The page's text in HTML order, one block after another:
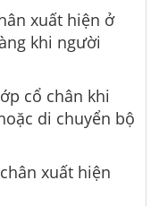
xuất hiện ở
khi người
cổ chân khi
di chuyển bộ
xuất hiện